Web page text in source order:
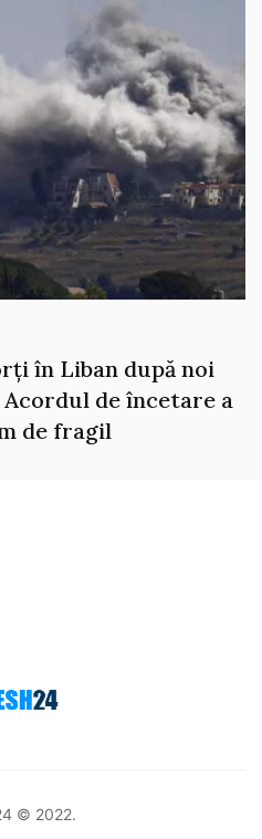
în Liban după noi
de încetare a
de fragil
© 2022.